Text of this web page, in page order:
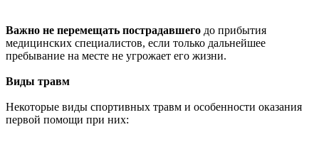
Важно не перемещать пострадавшего до прибытия
медицинских специалистов, если только дальнейшее
пребывание на месте не угрожает его жизни.
Виды травм
Некоторые виды спортивных травм и особенности оказания
первой помощи при них: